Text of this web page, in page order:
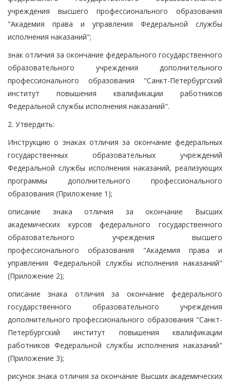
учреждения высшего профессионального образования
"Академия права и управления Федеральной службы
исполнения наказаний";
знак отличия за окончание федерального государственного
образовательного учреждения дополнительного
профессионального образования "Санкт-Петербургский
институт повышения квалификации работников
Федеральной службы исполнения наказаний".
2. Утвердить:
Инструкцию о знаках отличия за окончание федеральных
государственных образовательных учреждений
Федеральной службы исполнения наказаний, реализующих
программы дополнительного профессионального
образования (Приложение 1);
описание знака отличия за окончание Высших
академических курсов федерального государственного
образовательного учреждения высшего
профессионального образования "Академия права и
управления Федеральной службы исполнения наказаний"
(Приложение 2);
описание знака отличия за окончание федерального
государственного образовательного учреждения
дополнительного профессионального образования "Санкт-
Петербургский институт повышения квалификации
работников Федеральной службы исполнения наказаний"
(Приложение 3);
рисунок знака отличия за окончание Высших академических